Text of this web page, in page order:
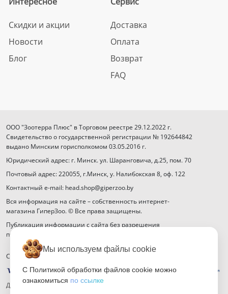
Скидки и акции
Новости
Блог
Доставка
Оплата
Возврат
FAQ
ООО "Зоотерра Плюс" в Торговом реестре 29.12.2022 г.
Свидетельство о государственной регистрации № 192644842
выдано Минским горисполкомом 03.05.2016 г.
Юридический адрес: г. Минск. ул. Шаранговича, д.25, пом. 70
Почтовый адрес: 220055, г.Минск, у. Налибокская 8, оф. 122
Контактный e-mail: head.shop@giperzoo.by
Вся информация на сайте – собственность интернет-
магазина ГиперЗоо. © Все права защищены.
Публикация информации с сайта без разрешения
правообладателя запрещена.
Способы оплаты
Договор публичной оферты
Мы используем файлы cookie
С Политикой обработки файлов cookie можно
ознакомиться по ссылке